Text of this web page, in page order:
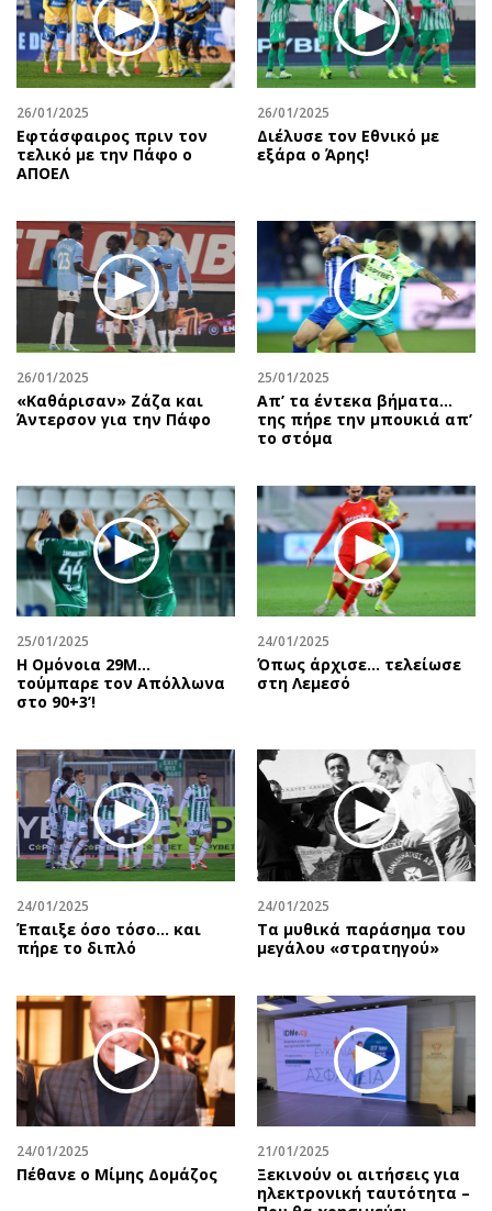
Βιβλίο
Χειρόγραφα
Προσωπικότητες στην ''Κ''
Επιστολές
26/01/2025
Εφτάσφαιρος πριν τον
τελικό με την Πάφο ο
ΑΠΟΕΛ
26/01/2025
Διέλυσε τον Εθνικό με
εξάρα ο Άρης!
26/01/2025
«Καθάρισαν» Ζάζα και
Άντερσον για την Πάφο
25/01/2025
Απ’ τα έντεκα βήματα…
της πήρε την μπουκιά απ’
το στόμα
25/01/2025
Η Ομόνοια 29Μ...
τούμπαρε τον Απόλλωνα
στο 90+3’!
24/01/2025
Όπως άρχισε… τελείωσε
στη Λεμεσό
24/01/2025
Έπαιξε όσο τόσο… και
πήρε το διπλό
24/01/2025
Τα μυθικά παράσημα του
μεγάλου «στρατηγού»
24/01/2025
Πέθανε ο Μίμης Δομάζος
21/01/2025
Ξεκινούν οι αιτήσεις για
ηλεκτρονική ταυτότητα –